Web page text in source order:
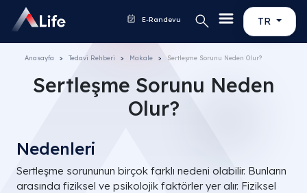
TR
E-Randevu
Anasayfa Tedavi Rehberi Makale Sertleşme Sorunu Neden Olur?
Sertleşme Sorunu Neden
Olur?
Nedenleri
Sertleşme sorununun birçok farklı nedeni olabilir. Bunların
arasında fiziksel ve psikolojik faktörler yer alır. Fiziksel